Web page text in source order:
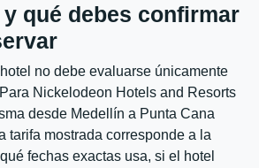
qué debes confirmar
no debe evaluarse únicamente
Nickelodeon Hotels and Resorts
desde Medellín a Punta Cana
tarifa mostrada corresponde a la
fechas exactas usa, si el hotel